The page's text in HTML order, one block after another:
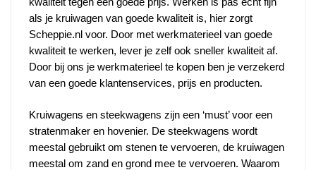
als je kruiwagen van goede kwaliteit is, hier zorgt
Scheppie.nl voor. Door met werkmaterieel van goede
kwaliteit te werken, lever je zelf ook sneller kwaliteit af.
Door bij ons je werkmaterieel te kopen ben je verzekerd
van een goede klantenservices, prijs en producten.
Kruiwagens en steekwagens zijn een ‘must’ voor een
stratenmaker en hovenier. De steekwagens wordt
meestal gebruikt om stenen te vervoeren, de kruiwagen
meestal om zand en grond mee te vervoeren. Waarom